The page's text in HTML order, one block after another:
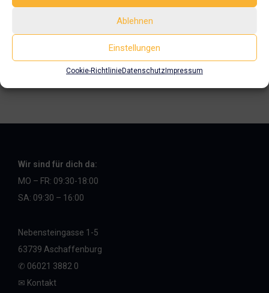
Ablehnen
Einstellungen
Cookie-RichtlinieDatenschutz Impressum
Willkommen bei WordPress. Dies ist dein erster Beitrag.
Bearbeite oder lösche ihn und beginne mit dem Schreiben!
Wir sind für dich da:
MO – FR: 09:30-18:00
SA: 09:30 – 16:00
Nebensteingasse 1-5
63739 Aschaffenburg
✆ 06021 3882 0
✉︎ Kontakt